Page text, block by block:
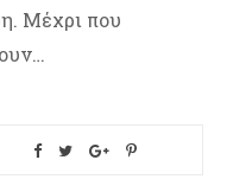
Μέχρι που